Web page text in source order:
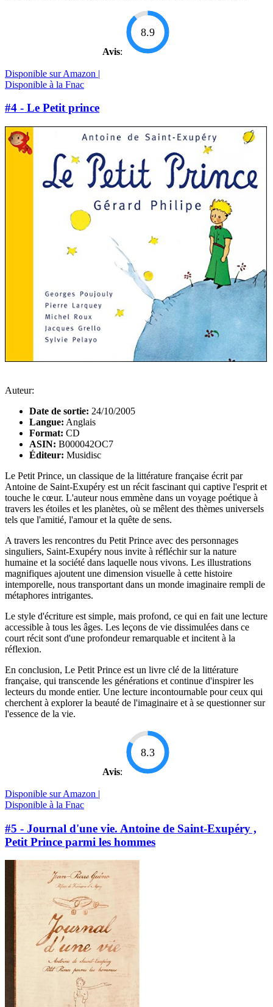
Avis:
8.9
Disponible sur Amazon |
Disponible à la Fnac
#4 - Le Petit prince
Auteur:
Date de sortie: 24/10/2005
Langue: Anglais
Format: CD
ASIN: B000042OC7
Éditeur: Musidisc
Le Petit Prince, un classique de la littérature française écrit par
Antoine de Saint-Exupéry est un récit fascinant qui captive l'esprit et
touche le cœur. L'auteur nous emmène dans un voyage poétique à
travers les étoiles et les planètes, où se mêlent des thèmes universels
tels que l'amitié, l'amour et la quête de sens.
A travers les rencontres du Petit Prince avec des personnages
singuliers, Saint-Exupéry nous invite à réfléchir sur la nature
humaine et la société dans laquelle nous vivons. Les illustrations
magnifiques ajoutent une dimension visuelle à cette histoire
intemporelle, nous transportant dans un monde imaginaire rempli de
métaphores intrigantes.
Le style d'écriture est simple, mais profond, ce qui en fait une lecture
accessible à tous les âges. Les leçons de vie dissimulées dans ce
court récit sont d'une profondeur remarquable et incitent à la
réflexion.
En conclusion, Le Petit Prince est un livre clé de la littérature
française, qui transcende les générations et continue d'inspirer les
lecteurs du monde entier. Une lecture incontournable pour ceux qui
cherchent à explorer la beauté de l'imaginaire et à se questionner sur
l'essence de la vie.
Avis:
8.3
Disponible sur Amazon |
Disponible à la Fnac
#5 - Journal d'une vie. Antoine de Saint-Exupéry ,
Petit Prince parmi les hommes